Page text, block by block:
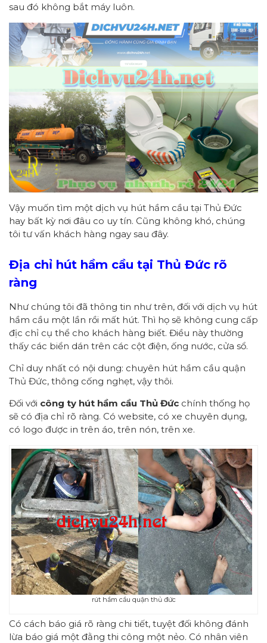
sau đó không bắt máy luôn.
Vậy muốn tìm một dịch vụ hút hầm cầu tại Thủ Đức
hay bất kỳ nơi đâu co uy tín. Cũng không khó, chúng
tôi tư vấn khách hàng ngay sau đây.
Địa chỉ hút hầm cầu tại Thủ Đức rõ
ràng
Như chúng tôi đã thông tin như trên, đối với dịch vụ hút
hầm cầu một lần rồi mất hút. Thì họ sẽ không cung cấp
địc chỉ cụ thể cho khách hàng biết. Điều này thường
thấy các biển dán trên các cột điện, ống nước, cửa sổ.
Chỉ duy nhất có nội dung: chuyên hút hầm cầu quận
Thủ Đức, thông cống nghẹt, vậy thôi.
Đối với công ty hút hầm cầu Thủ Đức chính thống họ
sẽ có địa chỉ rõ ràng. Có website, có xe chuyên dụng,
có logo được in trên áo, trên nón, trên xe.
rút hầm cầu quận thủ đức
Có cách báo giá rõ ràng chi tiết, tuyệt đối không đánh
lừa báo giá một đằng thi công một nẻo. Có nhân viên